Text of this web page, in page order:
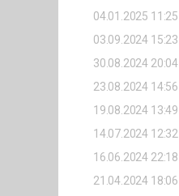
04.01.2025 11:25
03.09.2024 15:23
30.08.2024 20:04
23.08.2024 14:56
19.08.2024 13:49
14.07.2024 12:32
16.06.2024 22:18
21.04.2024 18:06